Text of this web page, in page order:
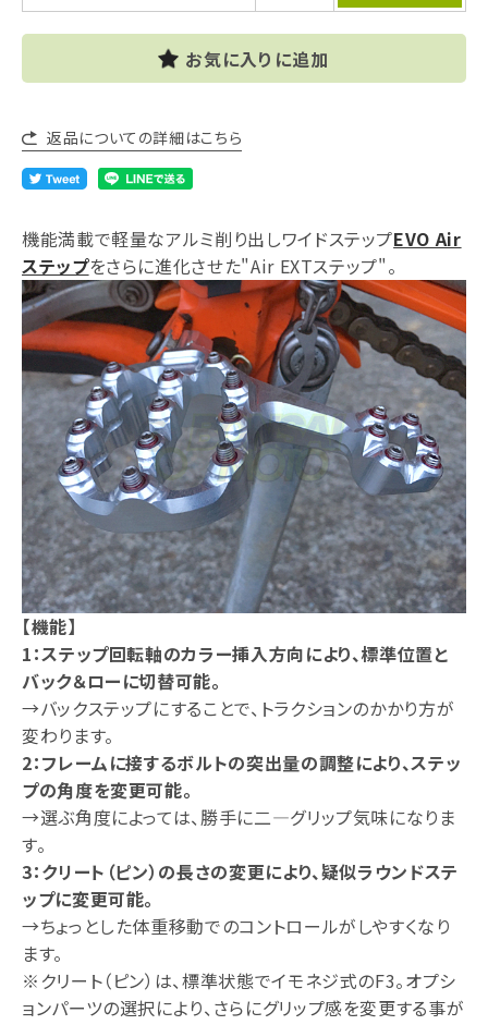
お気に入りに追加
返品についての詳細はこちら
機能満載で軽量なアルミ削り出しワイドステップEVO Air
ステップをさらに進化させた"Air EXTステップ"。
【機能】
1：ステップ回転軸のカラー挿入方向により、標準位置と
バック＆ローに切替可能。
→バックステップにすることで、トラクションのかかり方が
変わります。
2：フレームに接するボルトの突出量の調整により、ステッ
プの角度を変更可能。
→選ぶ角度によっては、勝手に二―グリップ気味になりま
す。
3：クリート（ピン）の長さの変更により、疑似ラウンドステ
ップに変更可能。
→ちょっとした体重移動でのコントロールがしやすくなり
ます。
※クリート（ピン）は、標準状態でイモネジ式のF3。オプシ
ョンパーツの選択により、さらにグリップ感を変更する事が